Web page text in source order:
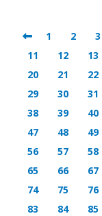
1 2 3
11
12 13
20
21 22
29
30 31
38
39 40
47
48 49
56
57 58
65
66 67
74
75 76
83
84 85